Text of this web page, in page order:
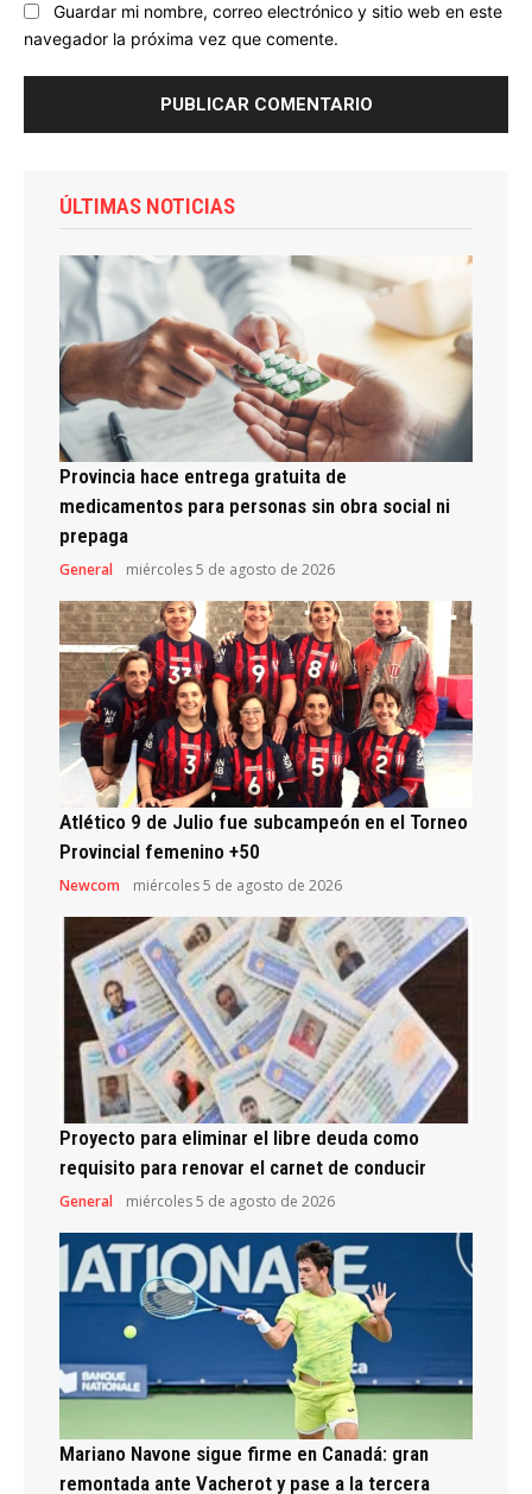
Guardar mi nombre, correo electrónico y sitio web en este
navegador la próxima vez que comente.
ÚLTIMAS NOTICIAS
Provincia hace entrega gratuita de
medicamentos para personas sin obra social ni
prepaga
General miércoles 5 de agosto de 2026
Atlético 9 de Julio fue subcampeón en el Torneo
Provincial femenino +50
Newcom miércoles 5 de agosto de 2026
Proyecto para eliminar el libre deuda como
requisito para renovar el carnet de conducir
General miércoles 5 de agosto de 2026
Mariano Navone sigue firme en Canadá: gran
remontada ante Vacherot y pase a la tercera